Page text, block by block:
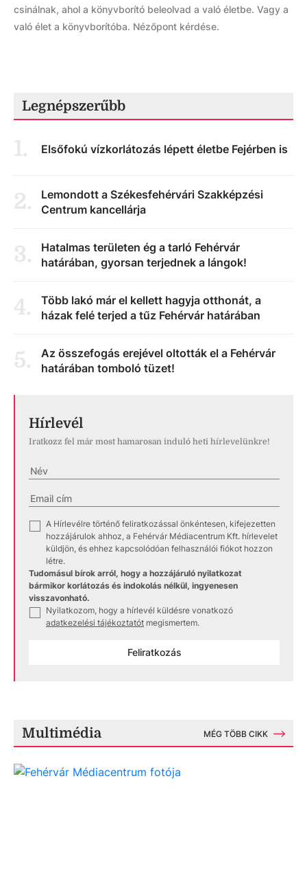
csinálnak, ahol a könyvborító beleolvad a való életbe. Vagy a
való élet a könyvborítóba. Nézőpont kérdése.
Legnépszerűbb
1. Elsőfokú vízkorlátozás lépett életbe Fejérben is
2.
Lemondott a Székesfehérvári Szakképzési
Centrum kancellárja
3.
Hatalmas területen ég a tarló Fehérvár
határában, gyorsan terjednek a lángok!
4.
Több lakó már el kellett hagyja otthonát, a
házak felé terjed a tűz Fehérvár határában
5.
Az összefogás erejével oltották el a Fehérvár
határában tomboló tüzet!
Hírlevél
Iratkozz fel már most hamarosan induló heti hírlevelünkre!
A Hírlevélre történő feliratkozással önkéntesen, kifejezetten
hozzájárulok ahhoz, a Fehérvár Médiacentrum Kft. hírlevelet
küldjön, és ehhez kapcsolódóan felhasználói fiókot hozzon
létre.
Tudomásul bírok arról, hogy a hozzájáruló nyilatkozat
bármikor korlátozás és indokolás nélkül, ingyenesen
visszavonható.
Nyilatkozom, hogy a hírlevél küldésre vonatkozó
adatkezelési tájékoztatót megismertem.
Feliratkozás
Multimédia MÉG TÖBB CIKK